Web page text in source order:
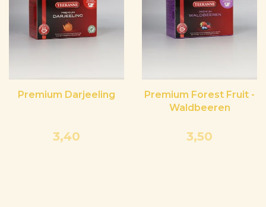
Premium Darjeeling
3,40
Premium Forest Fruit -
Waldbeeren
3,50